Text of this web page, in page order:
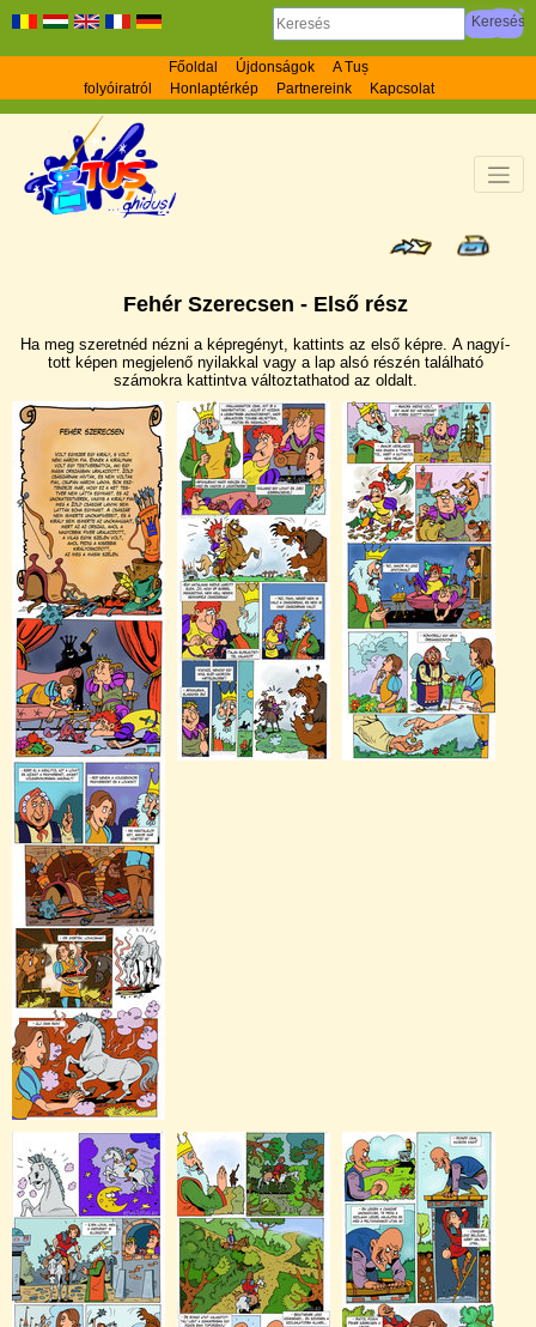
Főoldal Újdonságok
A Tuș
folyóiratról
Honlaptérkép Partnereink Kapcsolat
Fehér Szerecsen - Első rész
Ha meg szeretnéd nézni a képregényt, kattints az első képre. A nagyí­
tott képen megjelenő nyilakkal vagy a lap alsó részén található
számokra kattintva változtathatod az oldalt.